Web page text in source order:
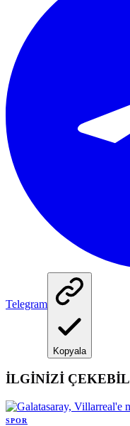
Telegram
Kopyala
İLGİNİZİ
SPOR